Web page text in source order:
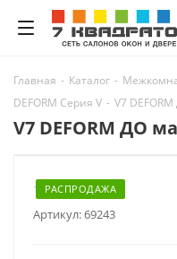
Главная - Каталог -
DEFORM Серия V - V7
V7 DEFORM ДО
РАСПРОДАЖА
Артикул:69243